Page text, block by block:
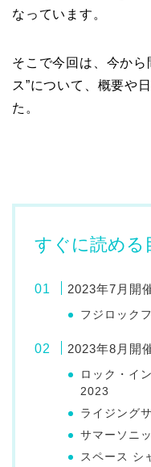
なっています。
そこで今回は、今から
ス”について、概要や
た。
すぐに読める
2023年7月開
フジロック
2023年8月開
ロック・イ
2023
ライジング
サマーソニ
スペース シ